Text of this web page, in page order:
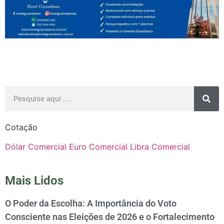
Cotação
Dólar Comercial Euro Comercial Libra Comercial
Mais Lidos
O Poder da Escolha: A Importância do Voto
Consciente nas Eleições de 2026 e o Fortalecimento